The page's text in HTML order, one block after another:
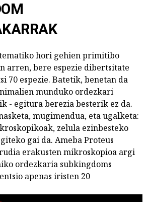
hori gehien primitibo
arren, bere espezie dibertsitate
70 espezie. Batetik, benetan da
munduko ordezkari
- egitura berezia besterik ez da.
mugimendua, eta ugalketa:
zelula ezinbesteko
gai da. Ameba Proteus
erakusten mikroskopioa argi
ordezkaria subkingdoms
apenas iristen 20